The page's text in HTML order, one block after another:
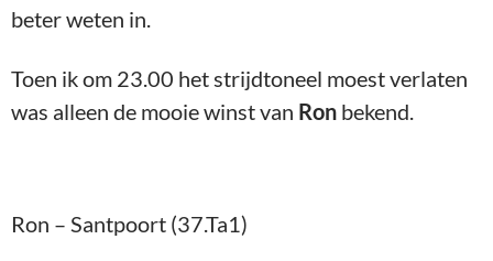
beter weten in.
Toen ik om 23.00 het strijdtoneel moest verlaten
was alleen de mooie winst van Ron bekend.
Ron – Santpoort (37.Ta1)